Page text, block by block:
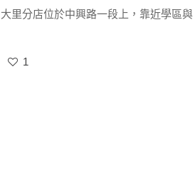
大里分店位於中興路一段上，靠近學區
1